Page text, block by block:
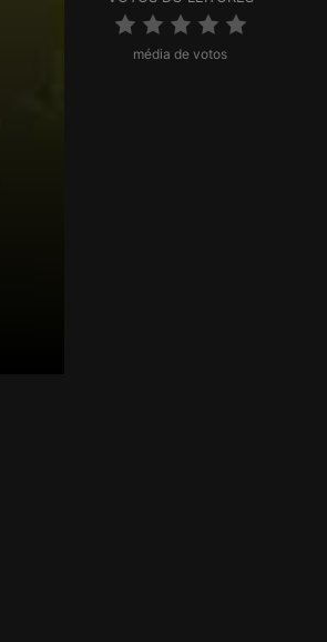
média de votos